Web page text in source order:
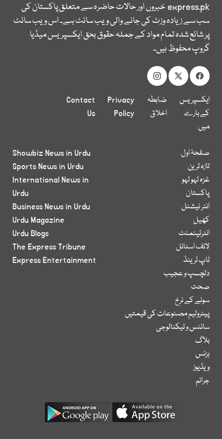
express.pkخبروں اور حالات حاضرہ سے متعلق پاکستان کی
سب سے زیادہ وزٹ کی جانے والی ویب سائٹ ہے۔ اس ویب سائٹ
پر شائع شدہ تمام مواد کے جملہ حقوق بحق ایکسپریس میڈیا
گروپ محفوظ ہیں۔
ایکسپریس
کے بارے
میں
ضابطہ
اخلاق
Privacy
Policy
Contact
Us
صفحۂ اول
تازہ ترین
غزہ لہو لہو
پاکستان
انٹر نیشنل
کھیل
انٹرٹینمنٹ
لائف اسٹائل
ٹاپ ٹرینڈ
دلچسپ و عجیب
صحت
سونے کے نرخ
پیٹرولیم مصنوعات کی قیمتیں
سائنس و ٹیکنالوجی
بلاگ
بزنس
ویڈیوز
جرائم
Showbiz News in Urdu
Sports News in Urdu
International News in
Urdu
Business News in Urdu
Urdu Magazine
Urdu Blogs
The Express Tribune
Express Entertainment